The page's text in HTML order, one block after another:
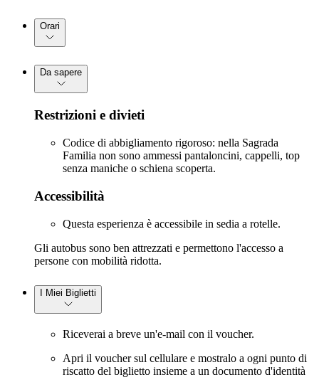
Orari
Da sapere
Restrizioni e divieti
Codice di abbigliamento rigoroso: nella Sagrada
Familia non sono ammessi pantaloncini, cappelli, top
senza maniche o schiena scoperta.
Accessibilità
Questa esperienza è accessibile in sedia a rotelle.
Gli autobus sono ben attrezzati e permettono l'accesso a
persone con mobilità ridotta.
I Miei Biglietti
Riceverai a breve un'e-mail con il voucher.
Apri il voucher sul cellulare e mostralo a ogni punto di
riscatto del biglietto insieme a un documento d'identità